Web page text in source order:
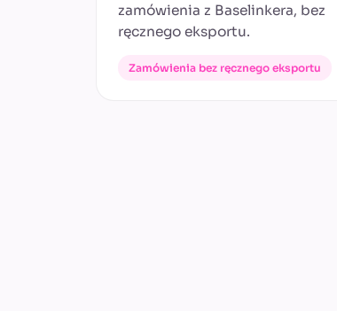
zamówienia z Baselinkera, bez
ręcznego eksportu.
Zamówienia bez ręcznego eksportu